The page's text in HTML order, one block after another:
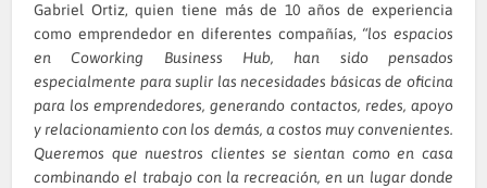
Gabriel Ortiz, quien tiene más de 10 años de experiencia
como emprendedor en diferentes compañías, “los espacios
en Coworking Business Hub, han sido pensados
especialmente para suplir las necesidades básicas de oficina
para los emprendedores, generando contactos, redes, apoyo
y relacionamiento con los demás, a costos muy convenientes.
Queremos que nuestros clientes se sientan como en casa
combinando el trabajo con la recreación, en un lugar donde